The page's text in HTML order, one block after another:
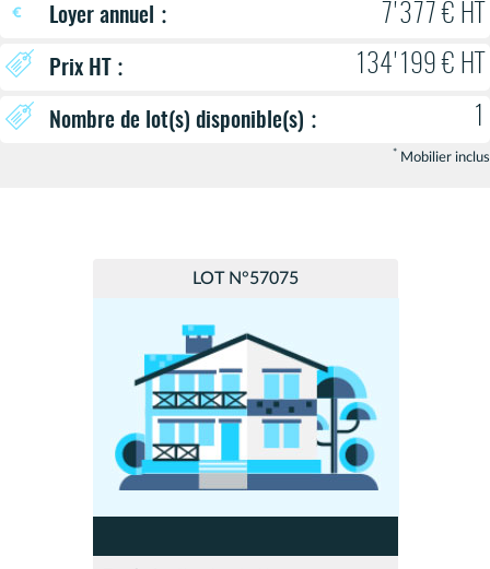
Loyer annuel : 7'377 € HT
Prix HT : 134'199 € HT
Nombre de lot(s) disponible(s) :
* Mobilier inclus
LOT N°57075